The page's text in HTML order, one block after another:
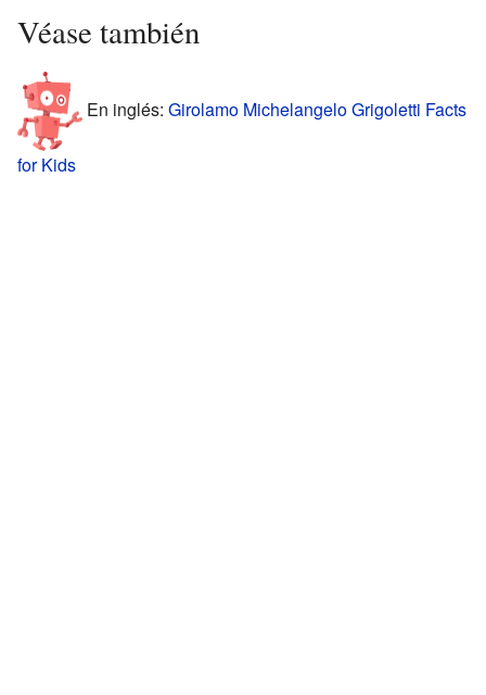
Véase también
En inglés: Girolamo Michelangelo Grigoletti Facts
for Kids